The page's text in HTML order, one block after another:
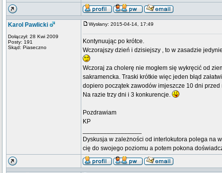
Karol Pawlicki
Dołączył: 28 Kwi 2009
Posty: 191
Skąd: Piaseczno
Wysłany: 2015-04-14, 17:49
Kontynuując po krótce.
Wczorajszy dzień i dzisiejszy , to w zasadzie
Wczoraj za cholerę nie mogłem się wykręcić od
sakramencka. Traski krótkie więc jeden błąd
dopiero początek zawodów imjeszcze 10 dni przed
Na razie trzy dni i 3 konkurencje.
Pozdrawiam
KP
Dyskusja w zależności od interlokutora polega na
cię do swojego poziomu a potem pokona